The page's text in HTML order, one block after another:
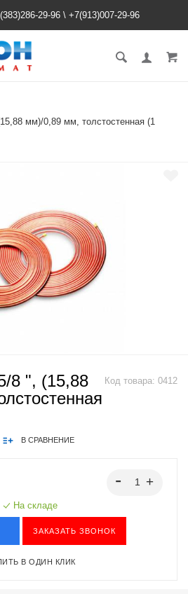
29-96 \ +7(913)007-29-96
мм)/0,89 мм, толстостенная (1
Код товара: 0412
8 ", (15,88
В СРАВНЕНИЕ
На складе
ЗАКАЗАТЬ ЗВОНОК
В ОДИН КЛИК